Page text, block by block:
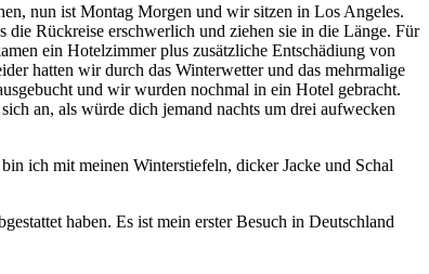
nun ist Montag Morgen und wir sitzen in Los Angeles.
die Rückreise erschwerlich und ziehen sie in die Länge. Für
ein Hotelzimmer plus zusätzliche Entschädiung von
hatten wir durch das Winterwetter und das mehrmalige
und wir wurden nochmal in ein Hotel gebracht.
an, als würde dich jemand nachts um drei aufwecken
ich mit meinen Winterstiefeln, dicker Jacke und Schal
haben. Es ist mein erster Besuch in Deutschland